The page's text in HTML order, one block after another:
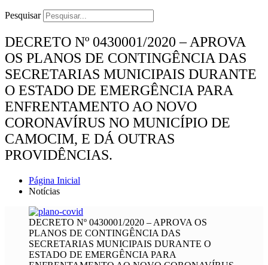
Pesquisar
DECRETO Nº 0430001/2020 – APROVA
OS PLANOS DE CONTINGÊNCIA DAS
SECRETARIAS MUNICIPAIS DURANTE
O ESTADO DE EMERGÊNCIA PARA
ENFRENTAMENTO AO NOVO
CORONAVÍRUS NO MUNICÍPIO DE
CAMOCIM, E DÁ OUTRAS
PROVIDÊNCIAS.
Página Inicial
Notícias
DECRETO Nº 0430001/2020 – APROVA OS
PLANOS DE CONTINGÊNCIA DAS
SECRETARIAS MUNICIPAIS DURANTE O
ESTADO DE EMERGÊNCIA PARA